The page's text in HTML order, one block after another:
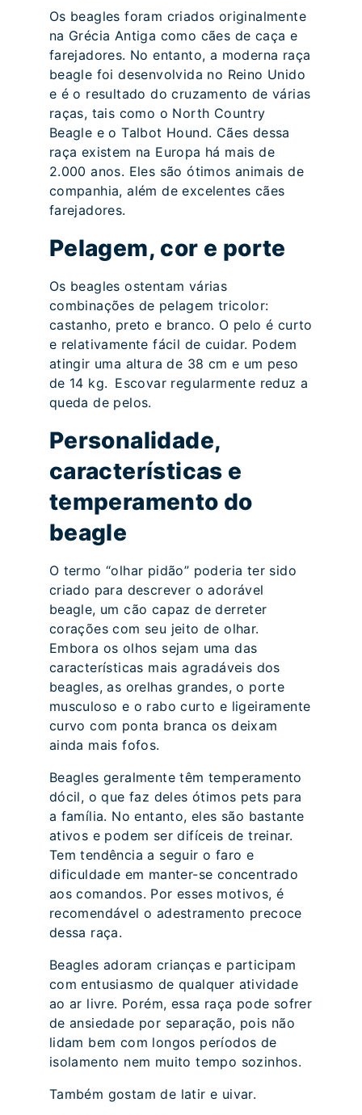
Os beagles foram criados originalmente
na Grécia Antiga como cães de caça e
farejadores. No entanto, a moderna raça
beagle foi desenvolvida no Reino Unido
e é o resultado do cruzamento de várias
raças, tais como o North Country
Beagle e o Talbot Hound. Cães dessa
raça existem na Europa há mais de
2.000 anos. Eles são ótimos animais de
companhia, além de excelentes cães
farejadores.
Pelagem, cor e porte
Os beagles ostentam várias
combinações de pelagem tricolor:
castanho, preto e branco. O pelo é curto
e relativamente fácil de cuidar. Podem
atingir uma altura de 38 cm e um peso
de 14 kg. Escovar regularmente reduz a
queda de pelos.
Personalidade,
características e
temperamento do
beagle
O termo “olhar pidão” poderia ter sido
criado para descrever o adorável
beagle, um cão capaz de derreter
corações com seu jeito de olhar.
Embora os olhos sejam uma das
características mais agradáveis dos
beagles, as orelhas grandes, o porte
musculoso e o rabo curto e ligeiramente
curvo com ponta branca os deixam
ainda mais fofos.
Beagles geralmente têm temperamento
dócil, o que faz deles ótimos pets para
a família. No entanto, eles são bastante
ativos e podem ser difíceis de treinar.
Tem tendência a seguir o faro e
dificuldade em manter-se concentrado
aos comandos. Por esses motivos, é
recomendável o adestramento precoce
dessa raça.
Beagles adoram crianças e participam
com entusiasmo de qualquer atividade
ao ar livre. Porém, essa raça pode sofrer
de ansiedade por separação, pois não
lidam bem com longos períodos de
isolamento nem muito tempo sozinhos.
Também gostam de latir e uivar.